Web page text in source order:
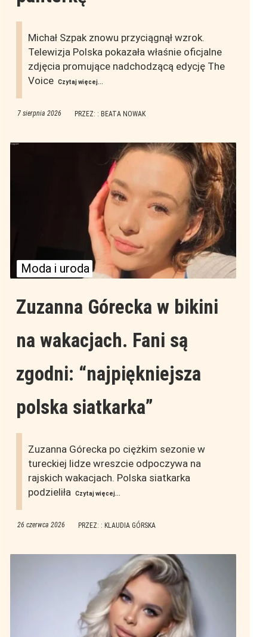
Michał Szpak znowu przyciągnął wzrok.
Telewizja Polska pokazała właśnie oficjalne
zdjęcia promujące nadchodzącą edycję The
Voice
Czytaj więcej...
7 sierpnia 2026 PRZEZ: : BEATA NOWAK
Moda i uroda
Zuzanna Górecka w bikini
na wakacjach. Fani są
zgodni: “najpiękniejsza
polska siatkarka”
Zuzanna Górecka po ciężkim sezonie w
tureckiej lidze wreszcie odpoczywa na
rajskich wakacjach. Polska siatkarka
podzieliła
Czytaj więcej...
26 czerwca 2026 PRZEZ: : KLAUDIA GÓRSKA